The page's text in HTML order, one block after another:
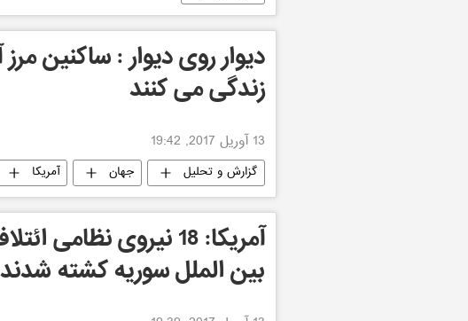
دیوار روی دیوار : ساکنین
زندگی می کنند
13 آوریل 2017, 19:42
گزارش و تحلیل جهان آمریکا
آمریکا: 18 نیروی
بین الملل سوریه کشته شدند